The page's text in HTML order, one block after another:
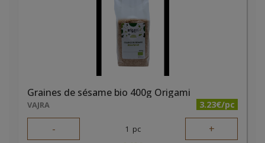
Graines de sésame bio 400g Origami
VAJRA 3.23€/pc
- 1 pc +